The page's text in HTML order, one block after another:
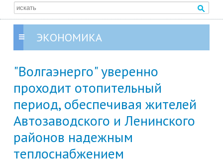
ЭКОНОМИКА
"Волгаэнерго" уверенно
проходит отопительный
период, обеспечивая жителей
Автозаводского и Ленинского
районов надежным
теплоснабжением